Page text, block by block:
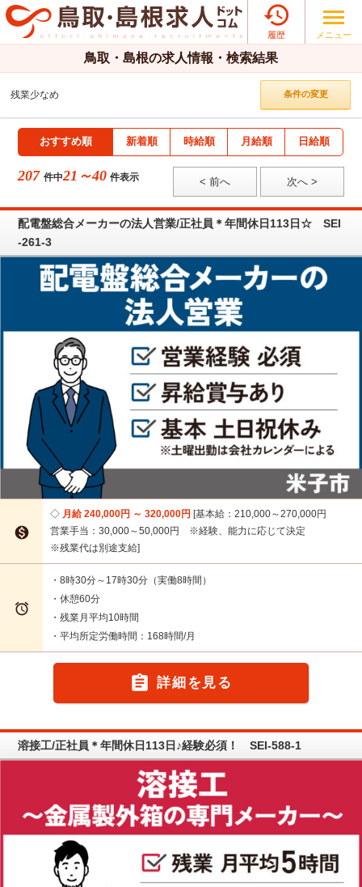

履歴 メニュー
鳥取・島根の求人情報・検索結果
残業少なめ 条件の変更
おすすめ順 新着順 時給順 月給順 日給順
207 件中21～40 件表示 < 前へ 次へ >
配電盤総合メーカーの法人営業/正社員＊年間休日113日☆ SEI
-261-3

月給 240,000円 ～ 320,000円 基本給：210,000～270,000円
営業手当：30,000～50,000円 ※経験、能力に応じて決定
※残業代は別途支給

・8時30分～17時30分（実働8時間）
・休憩60分
・残業月平均10時間
・平均所定労働時間：168時間/月
 詳細を見る
溶接工/正社員＊年間休日113日♪経験必須！ SEI-588-1